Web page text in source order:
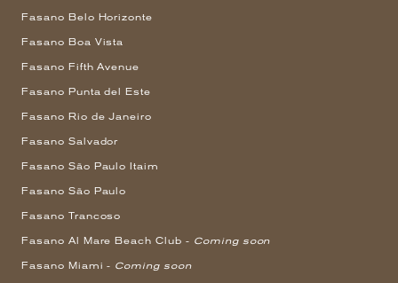
Fasano Belo Horizonte
Fasano Boa Vista
Fasano Fifth Avenue
Fasano Punta del Este
Fasano Rio de Janeiro
Fasano Salvador
Fasano São Paulo Itaim
Fasano São Paulo
Fasano Trancoso
Fasano Al Mare Beach Club - Coming soon
Fasano Miami - Coming soon